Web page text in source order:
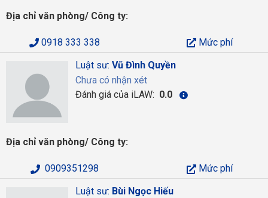
Địa chỉ văn phòng/ Công ty:
0918 333 338
Mức phí
Luật sư: Vũ Đình Quyền
Chưa có nhận xét
Đánh giá của iLAW: 0.0
Địa chỉ văn phòng/ Công ty:
0909351298
Mức phí
Luật sư: Bùi Ngọc Hiếu